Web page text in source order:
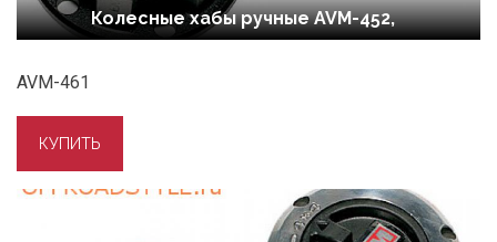
Колесные хабы ручные AVM-452,
AVM-461